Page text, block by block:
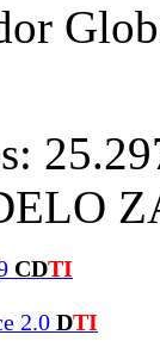
CDTI
2.0 DTI